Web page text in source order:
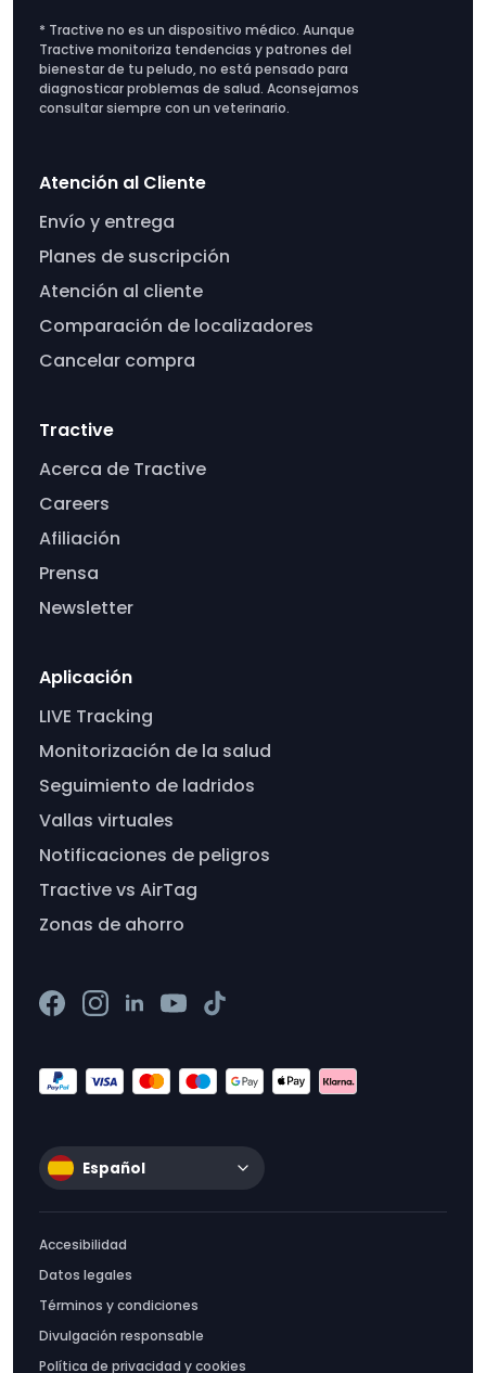
* Tractive no es un dispositivo médico. Aunque
Tractive monitoriza tendencias y patrones del
bienestar de tu peludo, no está pensado para
diagnosticar problemas de salud. Aconsejamos
consultar siempre con un veterinario.
Atención al Cliente
Envío y entrega
Planes de suscripción
Atención al cliente
Comparación de localizadores
Cancelar compra
Tractive
Acerca de Tractive
Careers
Afiliación
Prensa
Newsletter
Aplicación
LIVE Tracking
Monitorización de la salud
Seguimiento de ladridos
Vallas virtuales
Notificaciones de peligros
Tractive vs AirTag
Zonas de ahorro
Español
Accesibilidad
Datos legales
Términos y condiciones
Divulgación responsable
Política de privacidad y cookies